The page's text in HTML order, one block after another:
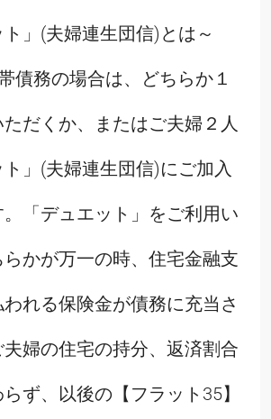
」(夫婦連生団信)とは～
債務の場合は、どちらか１
だくか、またはご夫婦２人
」(夫婦連生団信)にご加入
「デュエット」をご利用い
かが万一の時、住宅金融支
れる保険金が債務に充当さ
婦の住宅の持分、返済割合
ず、以後の【フラット35】